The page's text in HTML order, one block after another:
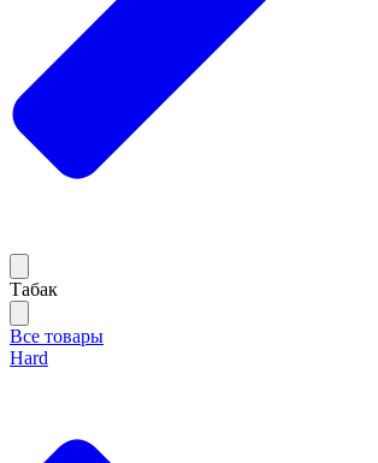
Тaбак
Все товары
Hard